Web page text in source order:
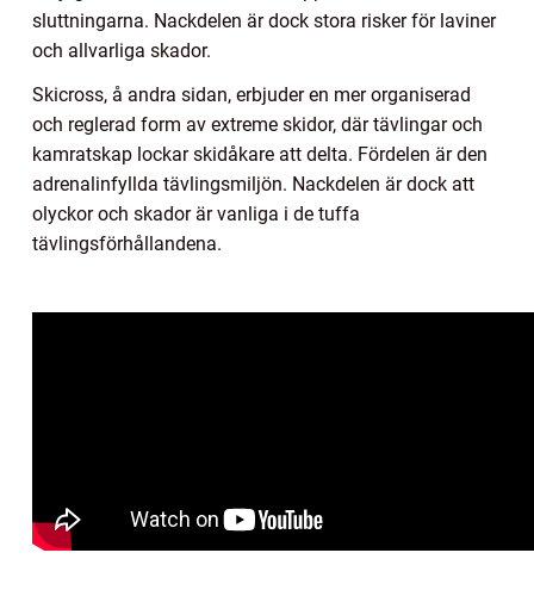
sluttningarna. Nackdelen är dock stora risker för laviner
och allvarliga skador.
Skicross, å andra sidan, erbjuder en mer organiserad
och reglerad form av extreme skidor, där tävlingar och
kamratskap lockar skidåkare att delta. Fördelen är den
adrenalinfyllda tävlingsmiljön. Nackdelen är dock att
olyckor och skador är vanliga i de tuffa
tävlingsförhållandena.